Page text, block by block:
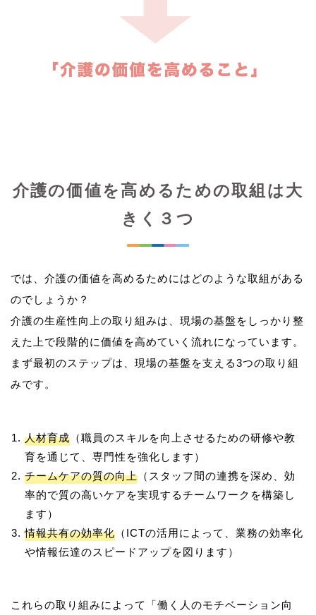
介護の価値を高めるための取組は大
きく３つ
では、介護の価値を高めるためにはどのような取組がある
のでしょうか？
介護の生産性向上の取り組みは、現場の基盤をしっかり整
えた上で段階的に価値を高めていく流れになっています。
まず最初のステップは、現場の基盤を支える3つの取り組
人材育成 （職員のスキルを向上させるための研修や教
育を通じて、専門性を強化します）
チームケアの質の向上 （スタッフ間の連携を深め、効
率的で質の高いケアを実現するチームワークを構築し
ます）
情報共有の効率化 （ICTの活用によって、業務の効率化
や情報伝達のスピードアップを図ります）
これらの取り組みによって「働く人のモチベーション向